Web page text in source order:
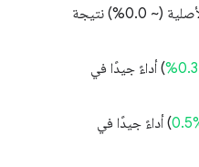
~ 0.0%
) نتيجة
) أداءً جيدًا في
) أداءً جيدًا في